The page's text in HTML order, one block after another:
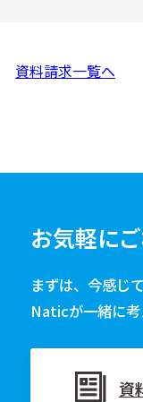
資料請求一覧へ
お気軽に
まずは、今感じ
Naticが一緒に考
資